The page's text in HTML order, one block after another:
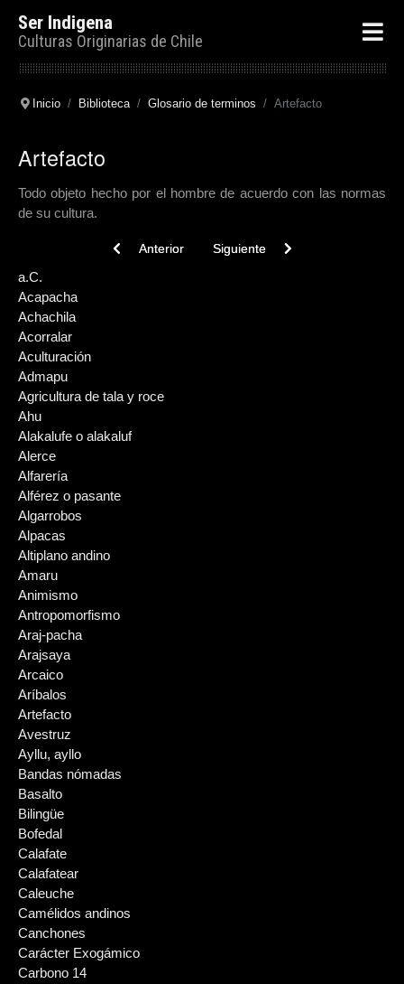
Ser Indigena
Culturas Originarias de Chile
Inicio Biblioteca Glosario de terminos Artefacto
Artefacto
Todo objeto hecho por el hombre de acuerdo con las normas
de su cultura.
Previous article: Avestruz
Anterior Next article: Aríbalos
Siguiente
a.C.
Acapacha
Achachila
Acorralar
Aculturación
Admapu
Agricultura de tala y roce
Ahu
Alakalufe o alakaluf
Alerce
Alfarería
Alférez o pasante
Algarrobos
Alpacas
Altiplano andino
Amaru
Animismo
Antropomorfismo
Araj-pacha
Arajsaya
Arcaico
Aríbalos
Artefacto
Avestruz
Ayllu, ayllo
Bandas nómadas
Basalto
Bilingüe
Bofedal
Calafate
Calafatear
Caleuche
Camélidos andinos
Canchones
Carácter Exogámico
Carbono 14